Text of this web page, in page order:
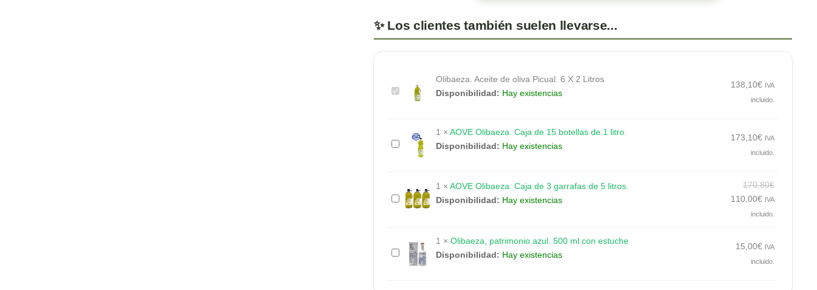
Olibaeza.
de
Picual.
Litros
Olibaeza. Aceite de oliva Picual. 6 X 2 Litros
Disponibilidad: Hay existencias
138,10€ IVA
incluido.
AOVE
Olibaeza.
Caja
15
de
litro.
1 × AOVE Olibaeza. Caja de 15 botellas de 1 litro.
Disponibilidad: Hay existencias
173,10€ IVA
incluido.
AOVE
Caja
3
garrafas
de
1 × AOVE Olibaeza. Caja de 3 garrafas de 5 litros.
Disponibilidad: Hay existencias
170,80€
110,00€ IVA
incluido.
Olibaeza,
patrimonio
azul.
1 × Olibaeza, patrimonio azul. 500 ml con estuche
Disponibilidad: Hay existencias
15,00€ IVA
incluido.